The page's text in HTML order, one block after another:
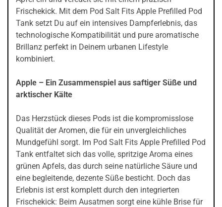
Frischekick. Mit dem Pod Salt Fits Apple Prefilled Pod
Tank setzt Du auf ein intensives Dampferlebnis, das
technologische Kompatibilität und pure aromatische
Brillanz perfekt in Deinem urbanen Lifestyle
kombiniert.
Apple – Ein Zusammenspiel aus saftiger Süße und
arktischer Kälte
Das Herzstück dieses Pods ist die kompromisslose
Qualität der Aromen, die für ein unvergleichliches
Mundgefühl sorgt. Im Pod Salt Fits Apple Prefilled Pod
Tank entfaltet sich das volle, spritzige Aroma eines
grünen Apfels, das durch seine natürliche Säure und
eine begleitende, dezente Süße besticht. Doch das
Erlebnis ist erst komplett durch den integrierten
Frischekick: Beim Ausatmen sorgt eine kühle Brise für